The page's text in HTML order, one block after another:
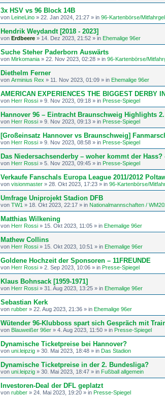
3x HSV vs 96 Block 14B
von LeineLino » 22. Jan 2024, 21:27 » in 96-Kartenbörse/
Hendrik Weydandt [2018 - 2023]
von Erdbeere » 14. Dez 2023, 21:52 » in Ehemalige 96er
Suche Steher Paderborn Auswärts
von Mirkomania » 22. Nov 2023, 02:28 » in 96-Kartenbörse/
Diethelm Ferner
von Arminius Rex » 11. Nov 2023, 01:09 » in Ehemalige 96er
AMERICAN EXPERIENCES THE BIGGEST DERBY
von Herr Rossi » 9. Nov 2023, 09:18 » in Presse-Spiegel
Hannover 96 – Eintracht Braunschweig Highlights
von Herr Rossi » 9. Nov 2023, 09:13 » in Presse-Spiegel
[Großeinsatz Hannover vs Braunschweig]
von Herr Rossi » 9. Nov 2023, 08:58 » in Presse-Spiegel
Das Niedersachsenderby – woher kommt der Hass?
von Herr Rossi » 5. Nov 2023, 09:45 » in Presse-Spiegel
Verkaufe Fanschals Europa League 2011/2012
von visionmaster » 28. Okt 2023, 17:23 » in 96-Kartenbörse/
Umfrage Uniprojekt Stadion DFB
von TW1 » 18. Okt 2023, 22:17 » in Nationalmannschaften /
Matthias Wilkening
von Herr Rossi » 15. Okt 2023, 11:05 » in Ehemalige 96er
Mathew Collins
von Herr Rossi » 15. Okt 2023, 10:51 » in Ehemalige 96er
Goldene Hochzeit der Sponsoren – 11FREUNDE
von Herr Rossi » 2. Sep 2023, 10:06 » in Presse-Spiegel
Klaus Bohnsack [1959-1971]
von Herr Rossi » 31. Aug 2023, 13:25 » in Ehemalige 96er
Sebastian Kerk
von rubber » 22. Aug 2023, 21:36 » in Ehemalige 96er
Wütender 96-Klubboss spart sich Gespräch mit
von Blauweißer 96er » 4. Aug 2023, 11:50 » in Presse-Spiegel
Dynamische Ticketpreise bei Hannover?
von uni.leipzig » 30. Mai 2023, 18:48 » in Das Stadion
Dynamische Ticketpreise in der 2. Bundesliga?
von uni.leipzig » 30. Mai 2023, 18:47 » in Fußball allgemein
Investoren-Deal der DFL geplatzt
von rubber » 24. Mai 2023, 19:20 » in Presse-Spiegel